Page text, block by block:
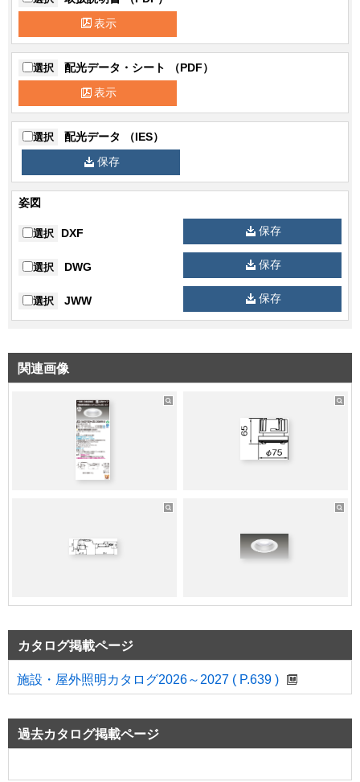
消費効率
135.5lm/W(100V) 138.7lm/W(200V)
138.7lm/W(242V)
保護等級 保護等級：IP20
プ
広角タイプ
遮光角 15°
50/60Hz
付加機能
SL端子台/送り端子台付
表示
選択 配光データ・シート （PDF）
表示
選択 配光データ （IES）
保存
姿図
選択 DXF 保存
選択 DWG 保存
選択 JWW 保存
関連画像
カタログ掲載ページ
施設・屋外照明カタログ2026～2027 ( P.639 )
過去カタログ掲載ページ